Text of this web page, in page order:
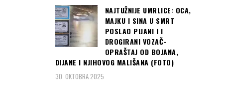
NAJTUŽNIJE UMRLICE: OCA,
MAJKU I SINA U SMRT
POSLAO PIJANI I I
DROGIRANI VOZAČ-
OPRAŠTAJ OD BOJANA,
DIJANE I NJIHOVOG MALIŠANA (FOTO)
30. OKTOBRA 2025